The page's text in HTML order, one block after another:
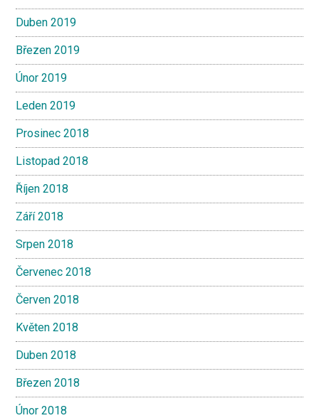
Duben 2019
Březen 2019
Únor 2019
Leden 2019
Prosinec 2018
Listopad 2018
Říjen 2018
Září 2018
Srpen 2018
Červenec 2018
Červen 2018
Květen 2018
Duben 2018
Březen 2018
Únor 2018